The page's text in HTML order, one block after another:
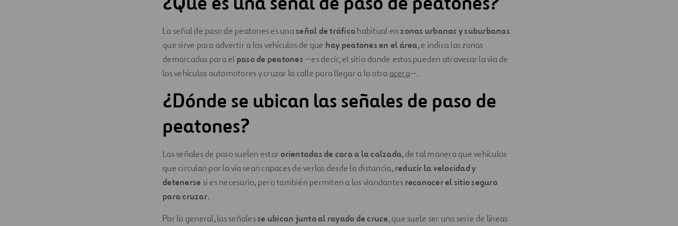
Digitalización
Automatización
Ingeniería
La señal de paso de peatones es unaseñal de tráficohabitual enzonas urbanas y suburbanas
que sirve para advertir a los vehículos de que hay peatones en el área, e indica las zonas
demarcadas para el paso de peatones —es decir, el sitio donde estos pueden atravesar la vía de
los vehículos automotores y cruzar la calle para llegar a la otra acera—.
¿Dónde se ubican las señales de paso de
peatones?
Las señales de paso suelen estarorientadas de cara a la calzada, de tal manera que vehículos
que circulan por la vía sean capaces de verlas desde la distancia, reducir la velocidad y
detenerse si es necesario, pero también permiten a los viandantes reconocer el sitio seguro
para cruzar.
Por lo general, las señalesse ubican junto al rayado de cruce, que suele ser una serie de líneas